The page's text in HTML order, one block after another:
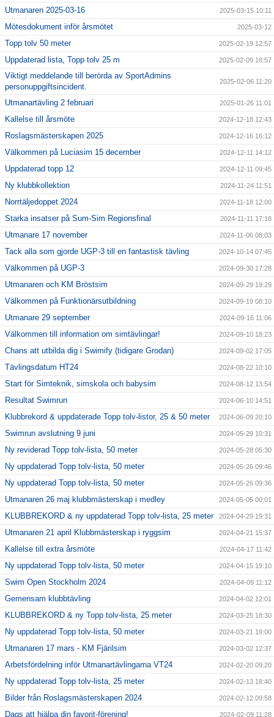
Utmanaren 2025-03-16 2025-03-15 10:11
Mötesdokument inför årsmötet 2025-03-12
Topp tolv 50 meter 2025-02-19 12:57
Uppdaterad lista, Topp tolv 25 m 2025-02-09 18:57
Viktigt meddelande till berörda av SportAdmins
personuppgiftsincident.
2025-02-06 11:20
Utmanartävling 2 februari 2025-01-26 11:01
Kallelse till årsmöte 2024-12-18 12:43
Roslagsmästerskapen 2025 2024-12-16 16:12
Välkommen på Luciasim 15 december 2024-12-11 14:12
Uppdaterad topp 12 2024-12-11 09:45
Ny klubbkollektion 2024-11-24 11:51
Norrtäljedoppet 2024 2024-11-18 12:00
Starka insatser på Sum-Sim Regionsfinal 2024-11-11 17:18
Utmanare 17 november 2024-11-06 08:03
Tack alla som gjorde UGP-3 till en fantastisk tävling 2024-10-14 07:45
Välkommen på UGP-3 2024-09-30 17:28
Utmanaren och KM Bröstsim 2024-09-29 19:29
Välkommen på Funktionärsutbildning 2024-09-19 08:10
Utmanare 29 september 2024-09-16 11:06
Välkommen till information om simtävlingar! 2024-09-10 18:23
Chans att utbilda dig i Swimify (tidigare Grodan) 2024-09-02 17:05
Tävlingsdatum HT24 2024-08-22 10:10
Start för Simteknik, simskola och babysim 2024-08-12 13:54
Resultat Swimrun 2024-06-10 14:51
Klubbrekord & uppdaterade Topp tolv-listor, 25 & 50 meter 2024-06-09 20:10
Swimrun avslutning 9 juni 2024-05-29 10:31
Ny reviderad Topp tolv-lista, 50 meter 2024-05-28 05:30
Ny uppdaterad Topp tolv-lista, 50 meter 2024-05-26 09:46
Ny uppdaterad Topp tolv-lista, 50 meter 2024-05-26 09:36
Utmanaren 26 maj klubbmästerskap i medley 2024-05-05 00:01
KLUBBREKORD & ny uppdaterad Topp tolv-lista, 25 meter 2024-04-29 19:31
Utmanaren 21 april Klubbmästerskap i ryggsim 2024-04-21 15:37
Kallelse till extra årsmöte 2024-04-17 11:42
Ny uppdaterad Topp tolv-lista, 50 meter 2024-04-15 19:10
Swim Open Stockholm 2024 2024-04-09 11:12
Gemensam klubbtävling 2024-04-02 12:01
KLUBBREKORD & ny Topp tolv-lista, 25 meter 2024-03-25 18:30
Ny uppdaterad Topp tolv-lista, 50 meter 2024-03-21 19:00
Utmanaren 17 mars - KM Fjärilsim 2024-03-02 12:37
Arbetsfördelning inför Utmanartävlingarna VT24 2024-02-20 09:20
Ny uppdaterad Topp tolv-lista, 25 meter 2024-02-13 18:40
Bilder från Roslagsmästerskapen 2024 2024-02-12 09:58
Dags att hjälpa din favorit-förening! 2024-02-09 11:28